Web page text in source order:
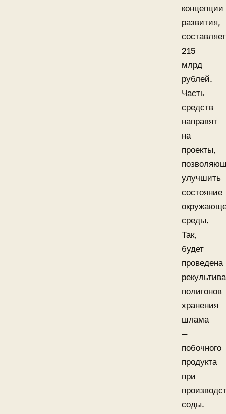
концепции
развития,
составляет
215
млрд
рублей.
Часть
средств
направят
на
проекты,
улучшить
состояние
среды.
Так,
будет
проведена
полигонов
хранения
шлама
—
побочного
продукта
при
соды.